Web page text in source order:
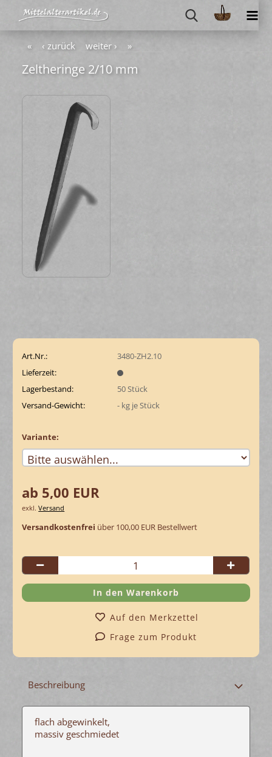
« ‹ zurück weiter › »
Zelt­he­rin­ge 2/10 mm
Art.Nr.:
3480-ZH2.10
Lieferzeit:
Lagerbestand:
50Stück
Versand-Gewicht:
-kg je Stück
Variante:
ab 5,00 EUR
exkl.Versand
Versandkostenfrei über 100,00 EUR Bestellwert
Auf den Merkzettel
Frage zum Produkt
Beschreibung
flach abgewinkelt,
massiv geschmiedet